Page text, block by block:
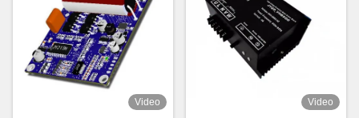
Video Video